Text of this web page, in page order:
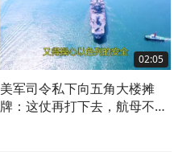
02:05
美军司令私下向五角大楼摊
牌：这仗再打下去，航母不够